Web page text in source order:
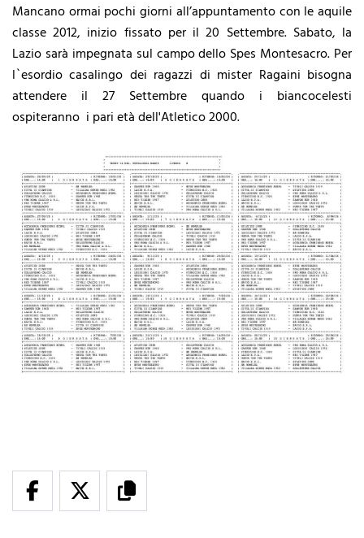
Mancano ormai pochi giorni all’appuntamento con le aquile
classe 2012, inizio fissato per il 20 Settembre. Sabato, la
Lazio sarà impegnata sul campo dello Spes Montesacro. Per
l`esordio casalingo dei ragazzi di mister Ragaini bisogna
attendere il 27 Settembre quando i biancocelesti
ospiteranno i pari età dell'Atletico 2000.